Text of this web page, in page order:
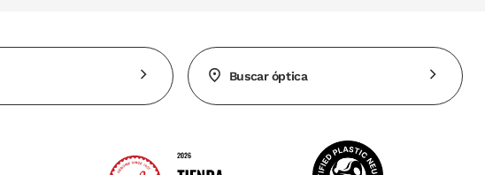
Buscar óptica